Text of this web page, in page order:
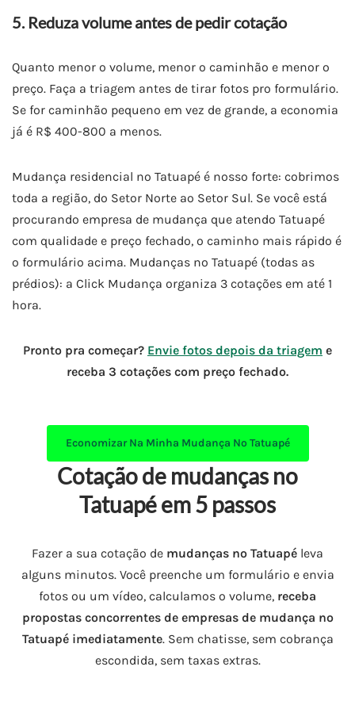
5. Reduza volume antes de pedir cotação
Quanto menor o volume, menor o caminhão e menor o
preço. Faça a triagem antes de tirar fotos pro formulário.
Se for caminhão pequeno em vez de grande, a economia
já é R$ 400-800 a menos.
Mudança residencial no Tatuapé é nosso forte: cobrimos
toda a região, do Setor Norte ao Setor Sul. Se você está
procurando empresa de mudança que atendo Tatuapé
com qualidade e preço fechado, o caminho mais rápido é
o formulário acima. Mudanças no Tatuapé (todas as
prédios): a Click Mudança organiza 3 cotações em até 1
hora.
Pronto pra começar? Envie fotos depois da triagem e
receba 3 cotações com preço fechado.
Economizar Na Minha Mudança No Tatuapé
Cotação de mudanças no
Tatuapé em 5 passos
Fazer a sua cotação de mudanças no Tatuapé leva
alguns minutos. Você preenche um formulário e envia
fotos ou um vídeo, calculamos o volume, receba
propostas concorrentes de empresas de mudança no
Tatuapé imediatamente. Sem chatisse, sem cobrança
escondida, sem taxas extras.